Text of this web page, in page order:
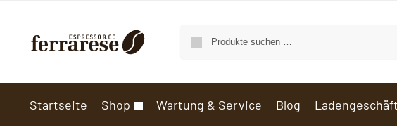
Startseite Shop Wartung & Service Blog Ladengeschäft